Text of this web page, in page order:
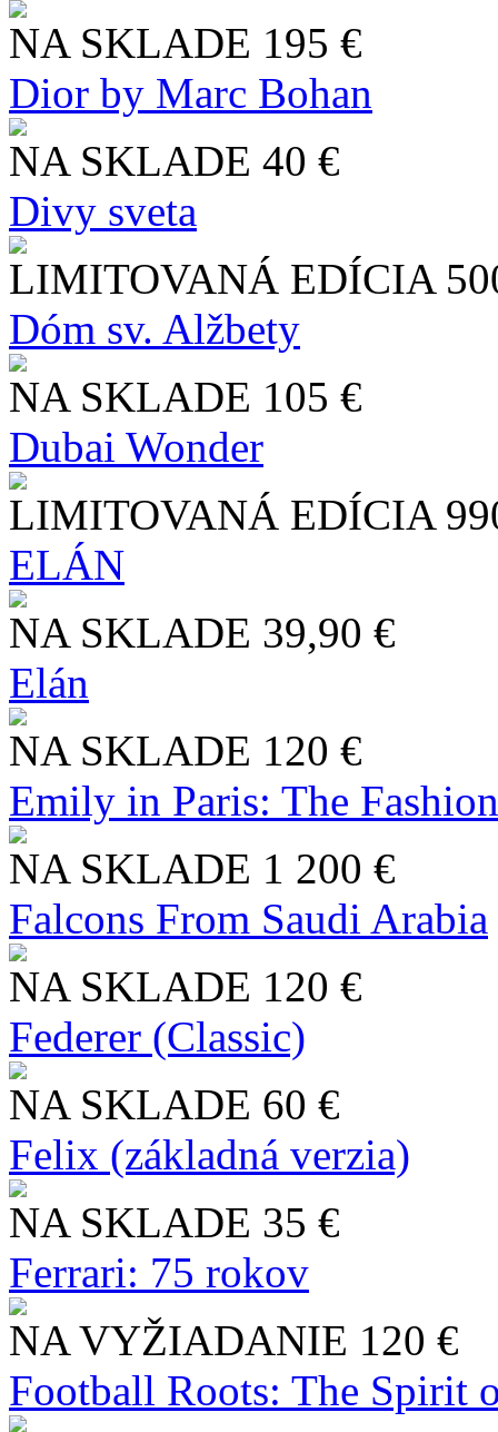
NA SKLADE 195 €
Dior by Marc Bohan
NA SKLADE 40 €
Divy sveta
LIMITOVANÁ EDÍCIA
Dóm sv. Alžbety
NA SKLADE 105 €
Dubai Wonder
LIMITOVANÁ EDÍCIA
ELÁN
NA SKLADE 39,90 €
Elán
NA SKLADE 120 €
Emily in Paris: The
NA SKLADE 1 200 €
Falcons From Saudi Arabia
NA SKLADE 120 €
Federer (Classic)
NA SKLADE 60 €
Felix (základná verzia)
NA SKLADE 35 €
Ferrari: 75 rokov
NA VYŽIADANIE 120 €
Football Roots: The Spirit